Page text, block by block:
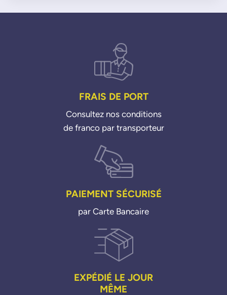
FRAIS DE PORT
Consultez nos conditions
de franco par transporteur
PAIEMENT SÉCURISÉ
par Carte Bancaire
EXPÉDIÉ LE JOUR
MÊME